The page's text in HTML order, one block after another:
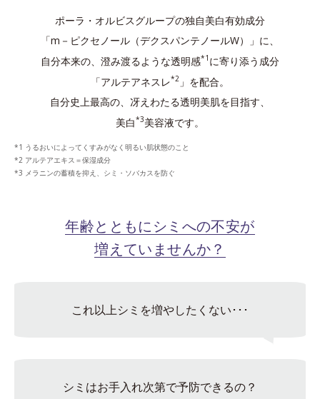
ポーラ・オルビスグループの独自美白有効成分
「m－ピクセノール（デクスパンテノールW）」に、
自分本来の、澄み渡るような透明感*1 に寄り添う成分
「アルテアネスレ*2 」を配合。
自分史上最高の、冴えわたる透明美肌を目指す、
美白*3美容液です。
うるおいによってくすみがなく明るい肌状態のこと
アルテアエキス＝保湿成分
メラニンの蓄積を抑え、シミ・ソバカスを防ぐ
年齢とともにシミへの不安が
増えていませんか？
これ以上シミを増やしたくない･･･
シミはお手入れ次第で予防できるの？